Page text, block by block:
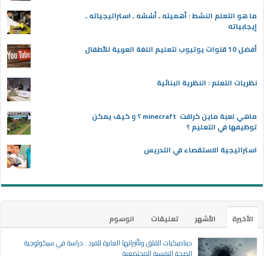
ما هو التعلم النشط : أهميته ـ أسُسُه ـ استراتيجياته ـ
إيجابياته
أفضل 10 قنوات يوتيوب لتعليم اللغة العربية للأطفال
نظريات التعلم : النظرية البنائية
ماهي لعبة ماين كرافت minecraft ؟ و كيف يمكن
توظيفها في التعليم ؟
استراتيجية الاستقصاء في التدريس
الأخيرة الأشهر تعليقات
الوسوم
ديناميكيات القلق وتأثيراتها العابرة للفرد : دراسة في سيكولوجية